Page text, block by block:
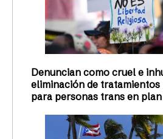
Denuncian como cruel e
eliminación de
para personas trans en